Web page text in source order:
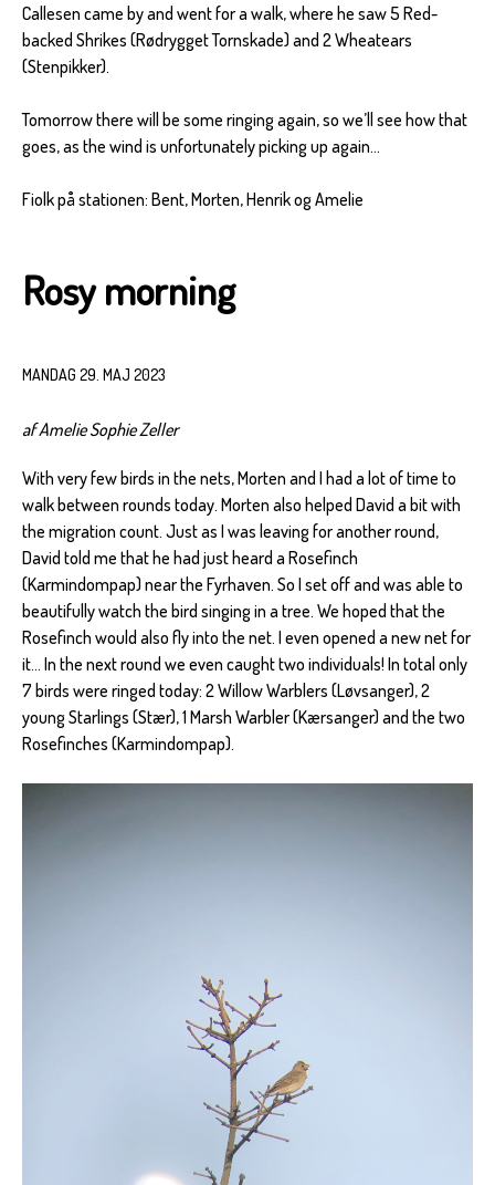
Callesen came by and went for a walk, where he saw 5 Red-
backed Shrikes (Rødrygget Tornskade) and 2 Wheatears
(Stenpikker).
Tomorrow there will be some ringing again, so we’ll see how that
goes, as the wind is unfortunately picking up again…
Fiolk på stationen: Bent, Morten, Henrik og Amelie
Rosy morning
MANDAG 29. MAJ 2023
af Amelie Sophie Zeller
With very few birds in the nets, Morten and I had a lot of time to
walk between rounds today. Morten also helped David a bit with
the migration count. Just as I was leaving for another round,
David told me that he had just heard a Rosefinch
(Karmindompap) near the Fyrhaven. So I set off and was able to
beautifully watch the bird singing in a tree. We hoped that the
Rosefinch would also fly into the net. I even opened a new net for
it... In the next round we even caught two individuals! In total only
7 birds were ringed today: 2 Willow Warblers (Løvsanger), 2
young Starlings (Stær), 1 Marsh Warbler (Kærsanger) and the two
Rosefinches (Karmindompap).